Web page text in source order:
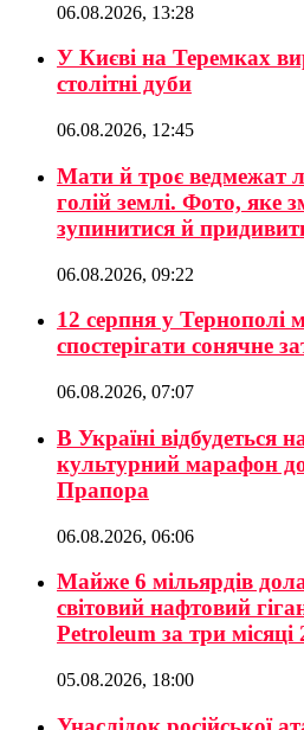
06.08.2026, 13:28
У Києві на Теремках
столітні дуби
06.08.2026, 12:45
Мати й троє ведмежат
голій землі. Фото, яке
зупинитися й
06.08.2026, 09:22
12 серпня у Тернополі
спостерігати сонячне
06.08.2026, 07:07
В Україні відбудеться
культурний марафон
Прапора
06.08.2026, 06:06
Майже 6 мільярдів
світовий нафтовий
Petroleum за три місяці
05.08.2026, 18:00